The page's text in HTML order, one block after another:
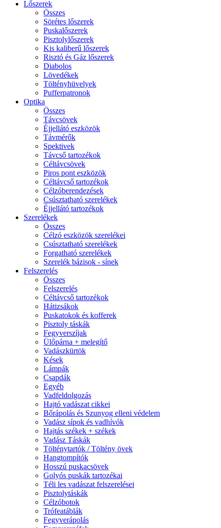
Lőszerek
Összes
Sörétes lőszerek
Puskalőszerek
Pisztolylőszerek
Kis kaliberű lőszerek
Risztó és Gáz lőszerek
Diabolos
Lövedékek
Töltényhüvelyek
Pufferpatronok
Optika
Összes
Távcsövek
Éjjellátó eszközök
Távmérők
Spektivek
Távcső tartozékok
Céltávcsövek
Piros pont eszközök
Céltávcső tartozékok
Célzóberendezések
Csúsztatható szerelékek
Éjjellátó tartozékok
Szerelékek
Összes
Célzó eszközök szerelékei
Csúsztatható szerelékek
Forgatható szerelékek
Szerelék bázisok - sínek
Felszerelés
Összes
Felszerelés
Céltávcső tartozékok
Hátizsákok
Puskatokok és kofferek
Pisztoly táskák
Fegyverszíjak
Ülőpárna + melegítő
Vadászkürtök
Kések
Lámpák
Csapdák
Egyéb
Vadfeldolgozás
Hajtó vadászat cikkei
Bőrápolás és Szunyog elleni védelem
Vadász sípok és vadhívók
Hajtás székek + székek
Vadász Táskák
Tölténytartók / Töltény övek
Hangtompítók
Hosszú puskacsövek
Golyós puskák tartozékai
Téli les vadászat felszerelései
Pisztolytáskák
Célzóbotok
Trófeatáblák
Fegyverápolás